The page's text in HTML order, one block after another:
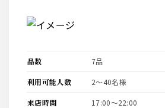
品数 7品
利用可能人数 2〜40名様
来店時間 17:00〜22:00